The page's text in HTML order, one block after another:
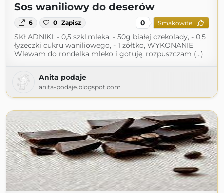
Sos waniliowy do deserów
6 0 Zapisz 0 Smakowite
SKŁADNIKI: - 0,5 szkl.mleka, - 50g białej czekolady, - 0,5
łyżeczki cukru waniliowego, - 1 żółtko, WYKONANIE
Wlewam do rondelka mleko i gotuję, rozpuszczam (...)
Anita podaje
anita-podaje.blogspot.com